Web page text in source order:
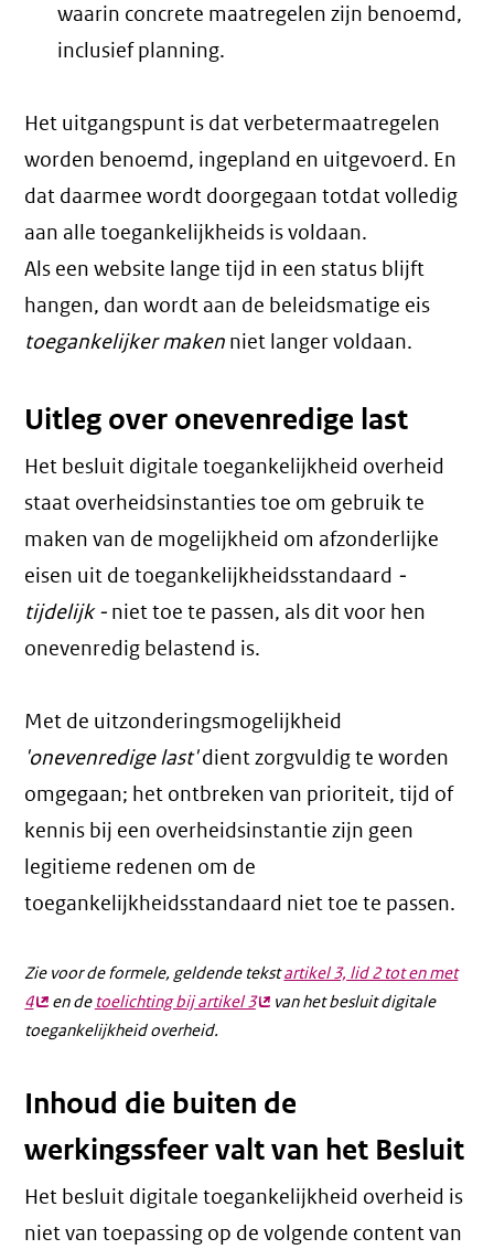
waarin concrete maatregelen zijn benoemd,
inclusief planning.
Het uitgangspunt is dat verbetermaatregelen
worden benoemd, ingepland en uitgevoerd. En
dat daarmee wordt doorgegaan totdat volledig
aan alle toegankelijkheids is voldaan.
Als een website lange tijd in een status blijft
hangen, dan wordt aan de beleidsmatige eis
toegankelijker maken niet langer voldaan.
Uitleg over onevenredige last
Het besluit digitale toegankelijkheid overheid
staat overheidsinstanties toe om gebruik te
maken van de mogelijkheid om afzonderlijke
eisen uit de toegankelijkheidsstandaard -
tijdelijk - niet toe te passen, als dit voor hen
onevenredig belastend is.
Met de uitzonderingsmogelijkheid
'onevenredige last'dient zorgvuldig te worden
omgegaan; het ontbreken van prioriteit, tijd of
kennis bij een overheidsinstantie zijn geen
legitieme redenen om de
toegankelijkheidsstandaard niet toe te passen.
Zie voor de formele, geldende tekstartikel 3, lid 2 tot en met
4(externe
link)
en de toelichting bij artikel 3(externe
van het besluit digitale
toegankelijkheid overheid.
Inhoud die buiten de
werkingssfeer valt van het Besluit
Het besluit digitale toegankelijkheid overheid is
niet van toepassing op de volgende content van